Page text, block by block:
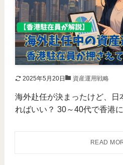
2025年5月20日 資産運用戦略
海外赴任が決まったけど、日
ればいい？ 30～40代で香港